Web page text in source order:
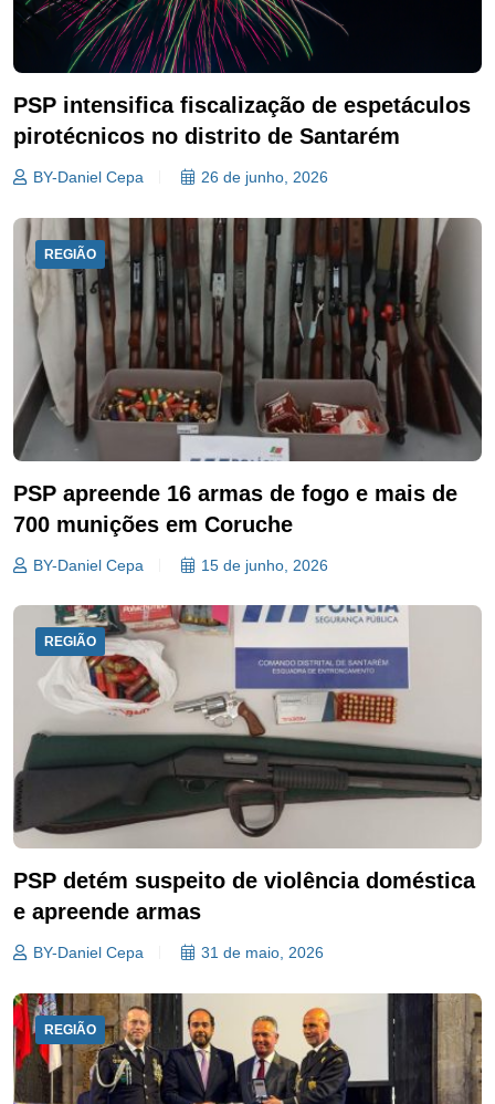
PSP intensifica fiscalização de espetáculos
pirotécnicos no distrito de Santarém
BY-Daniel Cepa 26 de junho, 2026
REGIÃO
PSP apreende 16 armas de fogo e mais de
700 munições em Coruche
BY-Daniel Cepa 15 de junho, 2026
REGIÃO
PSP detém suspeito de violência doméstica
e apreende armas
BY-Daniel Cepa 31 de maio, 2026
REGIÃO